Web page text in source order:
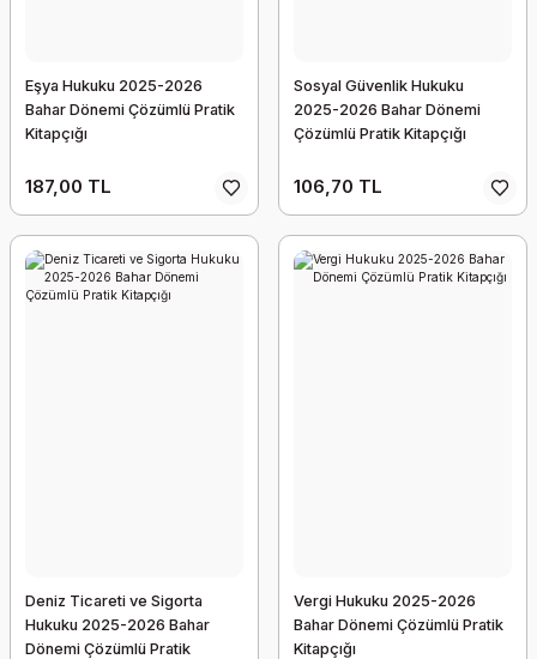
Eşya Hukuku 2025-2026
Bahar Dönemi Çözümlü Pratik
Kitapçığı
187,00 TL
Sosyal Güvenlik Hukuku
2025-2026 Bahar Dönemi
Çözümlü Pratik Kitapçığı
106,70 TL
Deniz Ticareti ve Sigorta
Hukuku 2025-2026 Bahar
Dönemi Çözümlü Pratik
Vergi Hukuku 2025-2026
Bahar Dönemi Çözümlü Pratik
Kitapçığı